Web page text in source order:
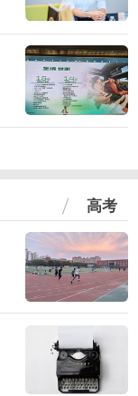
高考